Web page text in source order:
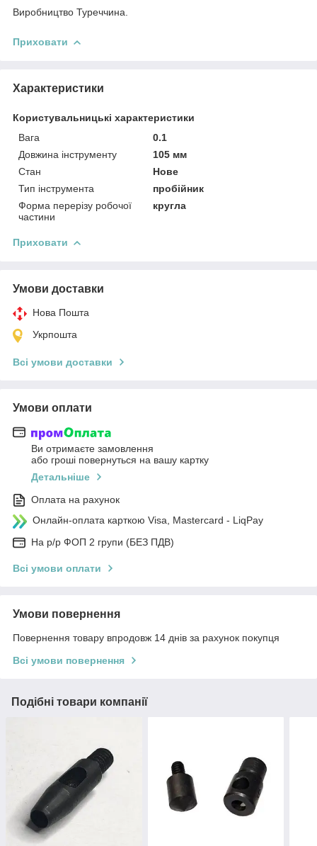
Виробництво Туреччина.
Приховати
Характеристики
Користувальницькі характеристики
Вага
0.1
Довжина інструменту
105 мм
Стан
Нове
Тип інструмента
пробійник
Форма перерізу робочої
частини
кругла
Приховати
Умови доставки
Нова Пошта
Укрпошта
Всі умови доставки
Умови оплати
Ви отримаєте замовлення
або гроші повернуться на вашу картку
Детальніше
Оплата на рахунок
Онлайн-оплата карткою Visa, Mastercard - LiqPay
На р/р ФОП 2 групи (БЕЗ ПДВ)
Всі умови оплати
Умови повернення
Повернення товару впродовж 14 днів за рахунок покупця
Всі умови повернення
Подібні товари компанії